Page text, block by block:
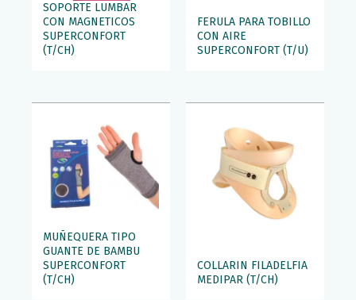
SOPORTE LUMBAR
CON MAGNETICOS
SUPERCONFORT
(T/CH)
FERULA PARA TOBILLO
CON AIRE
SUPERCONFORT (T/U)
MUÑEQUERA TIPO
GUANTE DE BAMBU
SUPERCONFORT
(T/CH)
COLLARIN FILADELFIA
MEDIPAR (T/CH)